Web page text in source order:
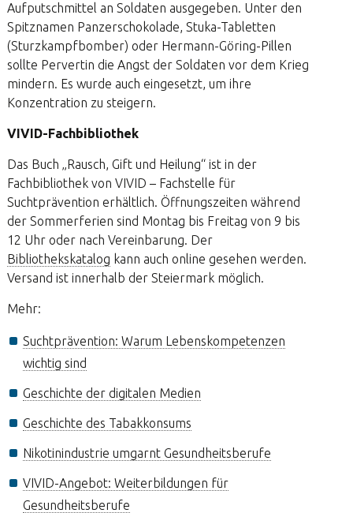
Aufputschmittel an Soldaten ausgegeben. Unter den
Spitznamen Panzerschokolade, Stuka-Tabletten
(Sturzkampfbomber) oder Hermann-Göring-Pillen
sollte Pervertin die Angst der Soldaten vor dem Krieg
mindern. Es wurde auch eingesetzt, um ihre
Konzentration zu steigern.
VIVID-Fachbibliothek
Das Buch „Rausch, Gift und Heilung“ ist in der
Fachbibliothek von VIVID – Fachstelle für
Suchtprävention erhältlich. Öffnungszeiten während
der Sommerferien sind Montag bis Freitag von 9 bis
12 Uhr oder nach Vereinbarung. Der
Bibliothekskatalog kann auch online gesehen werden.
Versand ist innerhalb der Steiermark möglich.
Mehr:
Suchtprävention: Warum Lebenskompetenzen
wichtig sind
Geschichte der digitalen Medien
Geschichte des Tabakkonsums
Nikotinindustrie umgarnt Gesundheitsberufe
VIVID-Angebot: Weiterbildungen für
Gesundheitsberufe